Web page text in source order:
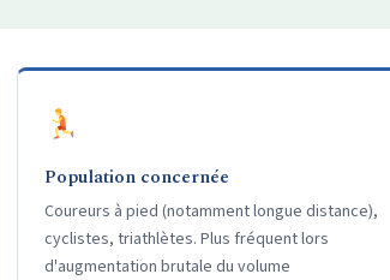
Population concernée
Coureurs à pied (notamment longue distance),
cyclistes, triathlètes. Plus fréquent lors
d'augmentation brutale du volume